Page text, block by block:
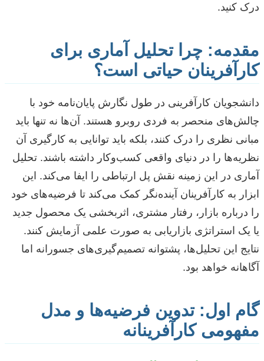
درک کنید.
مقدمه: چرا تحلیل آماری برای
کارآفرینان حیاتی است؟
دانشجویان کارآفرینی در طول نگارش پایان‌نامه خود با
چالش‌های منحصر به فردی روبرو هستند. آن‌ها نه تنها باید
مبانی نظری را درک کنند، بلکه باید توانایی به کارگیری آن
نظریه‌ها را در دنیای واقعی کسب‌وکار داشته باشند. تحلیل
آماری در این زمینه نقش پل ارتباطی را ایفا می‌کند. این
ابزار به کارآفرینان آینده‌نگر کمک می‌کند تا فرضیه‌های خود
را درباره بازار، رفتار مشتری، اثربخشی یک محصول جدید
یا یک استراتژی بازاریابی به صورت علمی آزمایش کنند.
نتایج این تحلیل‌ها، پشتوانه تصمیم‌گیری‌های جسورانه اما
آگاهانه خواهد بود.
گام اول: تدوین فرضیه‌ها و مدل
مفهومی کارآفرینانه